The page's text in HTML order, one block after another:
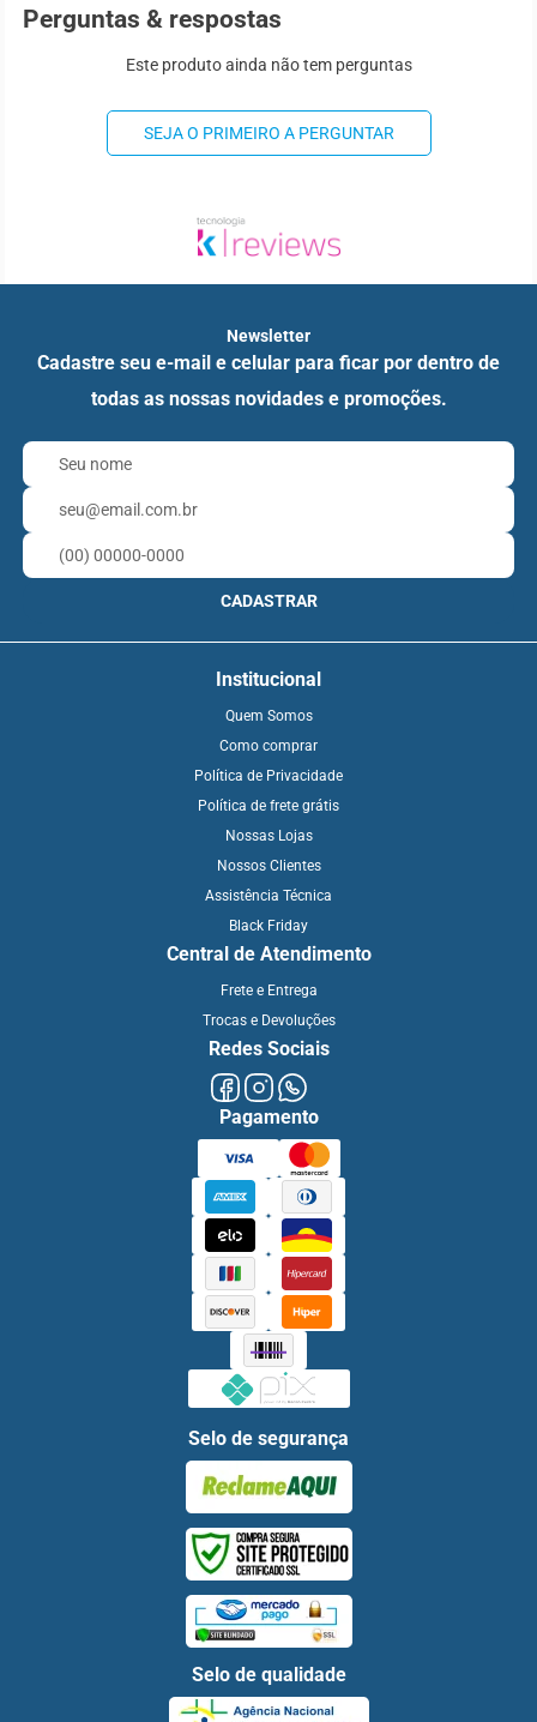
Perguntas & respostas
Este produto ainda não tem perguntas
SEJA O PRIMEIRO A PERGUNTAR
Newsletter
Cadastre seu e-mail e celular para ficar por dentro de
todas as nossas novidades e promoções.
CADASTRAR
Institucional
Quem Somos
Como comprar
Política de Privacidade
Política de frete grátis
Nossas Lojas
Nossos Clientes
Assistência Técnica
Black Friday
Central de Atendimento
Frete e Entrega
Trocas e Devoluções
Redes Sociais
Pagamento
Selo de segurança
Selo de qualidade